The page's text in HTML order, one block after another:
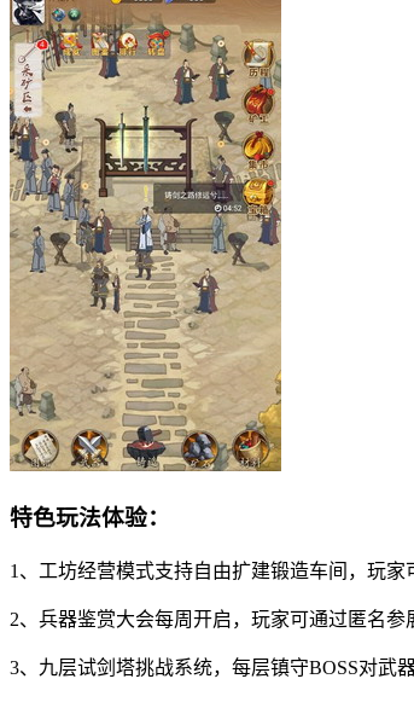
特色玩法体验：
1、工坊经营模式支持自由扩建锻造车间，玩
2、兵器鉴赏大会每周开启，玩家可通过匿名
3、九层试剑塔挑战系统，每层镇守BOSS对武